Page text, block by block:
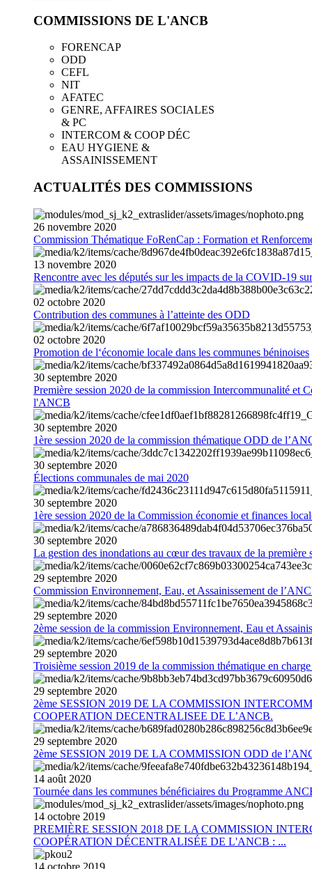
COMMISSIONS DE L'ANCB
FORENCAP
ODD
CEFL
NIT
AFATEC
GENRE, AFFAIRES SOCIALES
& PC
INTERCOM & COOP DÉC
EAU HYGIENE &
ASSAINISSEMENT
ACTUALITÉS DES COMMISSIONS
26 novembre 2020
Commission Thématique FoRenCap : Formation et
13 novembre 2020
Rencontre avec les députés sur les impacts de la COVID-19
02 octobre 2020
Contribution des communes à l’atteinte des ODD
02 octobre 2020
Promotion de l‘économie locale dans les communes béninoises
30 septembre 2020
Première session 2020 de la commission Intercommunalité et
l'ANCB
30 septembre 2020
1ère session 2020 de la commission thématique ODD de
30 septembre 2020
Élections communales de mai 2020
30 septembre 2020
1ère session 2020 de la Commission économie et finances
30 septembre 2020
La gestion des inondations au cœur des travaux de la première
29 septembre 2020
Commission Environnement, Eau, et Assainissement de
29 septembre 2020
2ème session de la commission Environnement, Eau et
29 septembre 2020
Troisième session 2019 de la commission thématique en
29 septembre 2020
2ème SESSION 2019 DE LA COMMISSION
COOPERATION DECENTRALISEE DE L’ANCB.
29 septembre 2020
2ème SESSION 2019 DE LA COMMISSION ODD de
14 août 2020
Tournée dans les communes bénéficiaires du Programme
14 octobre 2019
PREMIÈRE SESSION 2018 DE LA COMMISSION
COOPÉRATION DÉCENTRALISÉE DE L'ANCB : ...
14 octobre 2019